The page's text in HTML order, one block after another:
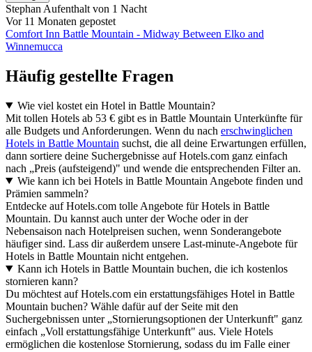
Stephan Aufenthalt von 1 Nacht
Vor 11 Monaten gepostet
Comfort Inn Battle Mountain - Midway Between Elko and
Winnemucca
Häufig gestellte Fragen
Wie viel kostet ein Hotel in Battle Mountain?
Mit tollen Hotels ab 53 € gibt es in Battle Mountain Unterkünfte für
alle Budgets und Anforderungen. Wenn du nach erschwinglichen
Hotels in Battle Mountain suchst, die all deine Erwartungen erfüllen,
dann sortiere deine Suchergebnisse auf Hotels.com ganz einfach
nach „Preis (aufsteigend)" und wende die entsprechenden Filter an.
Wie kann ich bei Hotels in Battle Mountain Angebote finden und
Prämien sammeln?
Entdecke auf Hotels.com tolle Angebote für Hotels in Battle
Mountain. Du kannst auch unter der Woche oder in der
Nebensaison nach Hotelpreisen suchen, wenn Sonderangebote
häufiger sind. Lass dir außerdem unsere Last-minute-Angebote für
Hotels in Battle Mountain nicht entgehen.
Kann ich Hotels in Battle Mountain buchen, die ich kostenlos
stornieren kann?
Du möchtest auf Hotels.com ein erstattungsfähiges Hotel in Battle
Mountain buchen? Wähle dafür auf der Seite mit den
Suchergebnissen unter „Stornierungsoptionen der Unterkunft" ganz
einfach „Voll erstattungsfähige Unterkunft" aus. Viele Hotels
ermöglichen die kostenlose Stornierung, sodass du im Falle einer